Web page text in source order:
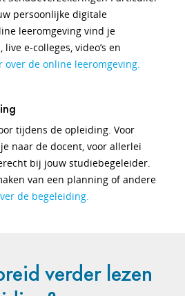
persoonlijke digitale
leeromgeving vind je
e-colleges, video’s en
over de online leeromgeving.
tijdens de opleiding. Voor
naar de docent, voor allerlei
bij jouw studiebegeleider.
van een planning of andere
de begeleiding.
verder lezen